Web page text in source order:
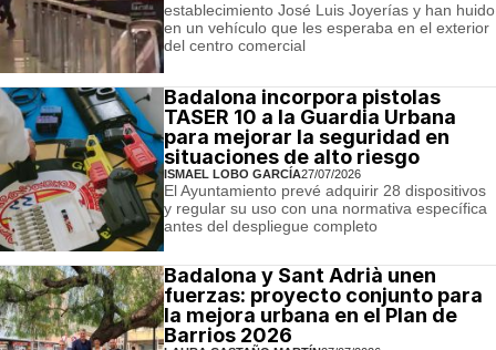
establecimiento José Luis Joyerías y han huido
en un vehículo que les esperaba en el exterior
del centro comercial
Badalona incorpora pistolas
TASER 10 a la Guardia Urbana
para mejorar la seguridad en
situaciones de alto riesgo
ISMAEL LOBO GARCÍA27/07/2026
El Ayuntamiento prevé adquirir 28 dispositivos
y regular su uso con una normativa específica
antes del despliegue completo
Badalona y Sant Adrià unen
fuerzas: proyecto conjunto para
la mejora urbana en el Plan de
Barrios 2026